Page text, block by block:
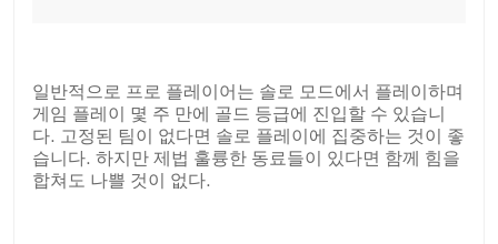
일반적으로 프로 플레이어는 솔로 모드에서 플레이하며
게임 플레이 몇 주 만에 골드 등급에 진입할 수 있습니
다. 고정된 팀이 없다면 솔로 플레이에 집중하는 것이 좋
습니다. 하지만 제법 훌륭한 동료들이 있다면 함께 힘을
합쳐도 나쁠 것이 없다.